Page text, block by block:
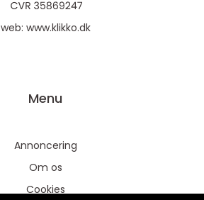
web: www.klikko.dk
Menu
Annoncering
Om os
Cookies